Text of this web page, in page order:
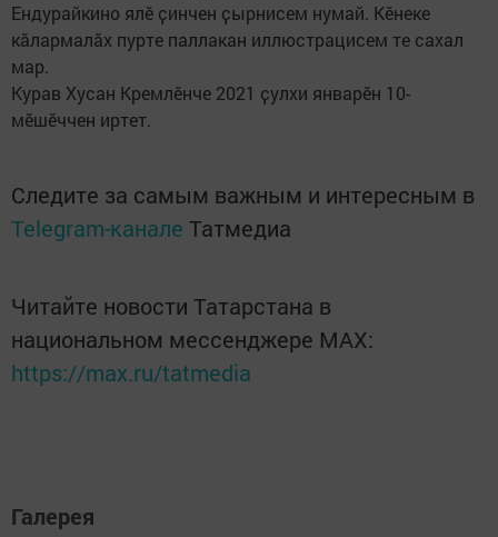
Ендурайкино ялӗ ҫинчен ҫырнисем нумай. Кӗнеке
кӑлармалӑх пурте паллакан иллюстрацисем те сахал
мар.
Курав Хусан Кремлӗнче 2021 ҫулхи январӗн 10-
мӗшӗччен иртет.
Следите за самым важным и интересным в
Telegram-канале Татмедиа
Читайте новости Татарстана в
национальном мессенджере MАХ:
https://max.ru/tatmedia
Галерея